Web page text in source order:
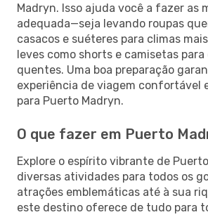
Madryn. Isso ajuda você a fazer as
adequada—seja levando roupas
casacos e suéteres para climas
leves como shorts e camisetas para
quentes. Uma boa preparação
experiência de viagem confortável
para Puerto Madryn.
O que fazer em Puerto
Explore o espírito vibrante de
diversas atividades para todos os
atrações emblemáticas até à sua
este destino oferece de tudo para